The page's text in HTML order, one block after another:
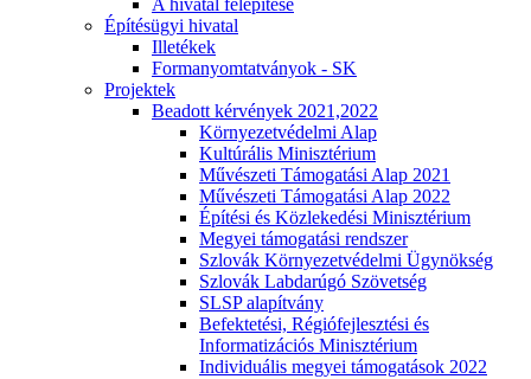
A hivatal felépítése
Építésügyi hivatal
Illetékek
Formanyomtatványok - SK
Projektek
Beadott kérvények 2021,2022
Környezetvédelmi Alap
Kultúrális Minisztérium
Művészeti Támogatási Alap 2021
Művészeti Támogatási Alap 2022
Építési és Közlekedési Minisztérium
Megyei támogatási rendszer
Szlovák Környezetvédelmi Ügynökség
Szlovák Labdarúgó Szövetség
SLSP alapítvány
Befektetési, Régiófejlesztési és
Informatizációs Minisztérium
Individuális megyei támogatások 2022